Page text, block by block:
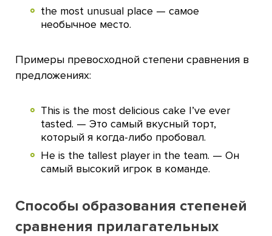
the most unusual place — самое
необычное место.
Примеры превосходной степени сравнения в
предложениях:
This is the most delicious cake I’ve ever
tasted. — Это самый вкусный торт,
который я когда-либо пробовал.
He is the tallest player in the team. — Он
самый высокий игрок в команде.
Способы образования степеней
сравнения прилагательных